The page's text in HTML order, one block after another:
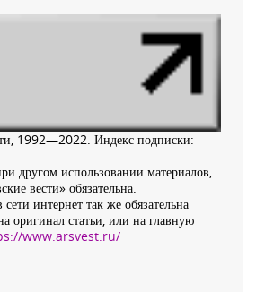
1992—2022. Индекс подписки:
другом использовании материалов,
вести» обязательна.
интернет так же обязательна
оригинал статьи, или на главную
www.arsvest.ru/